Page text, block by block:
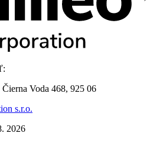
Voda 468, 925 06
s.r.o.
2026